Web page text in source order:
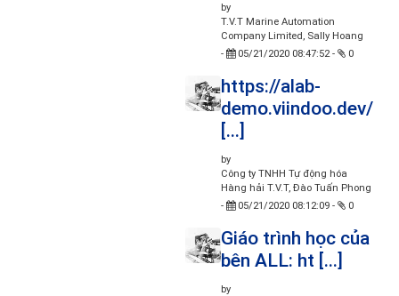
by
T.V.T Marine Automation
Company Limited, Sally Hoang
-
05/21/2020 08:47:52- 0
https://alab-
demo.viindoo.dev/
[...]
by
Công ty TNHH Tự động hóa
Hàng hải T.V.T, Đào Tuấn Phong
-
05/21/2020 08:12:09 - 0
Giáo trình học của
bên ALL: ht [...]
by